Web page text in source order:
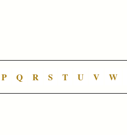
P Q R S T U V W